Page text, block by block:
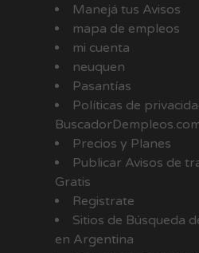
Manejá tus Avisos
mapa de empleos
mi cuenta
neuquen
Pasantías
Políticas de
Precios y Planes
Publicar Avisos de
Gratis
Registrate
Sitios de Búsqueda
en Argentina